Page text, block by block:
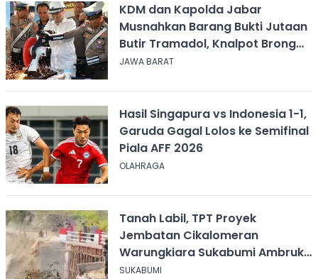
KDM dan Kapolda Jabar
Musnahkan Barang Bukti Jutaan
Butir Tramadol, Knalpot Brong
hingga Miras
JAWA BARAT
Hasil Singapura vs Indonesia 1-1,
Garuda Gagal Lolos ke Semifinal
Piala AFF 2026
OLAHRAGA
Tanah Labil, TPT Proyek
Jembatan Cikalomeran
Warungkiara Sukabumi Ambruk
Saat Pengurugan
SUKABUMI